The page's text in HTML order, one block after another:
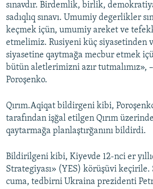
sınavdır. Birdemlik, birlik,
sadıqlıq sınavı. Umumiy degerlikler
keçmek içün, umumiy areket ve
etmelimiz. Rusiyeni küç siyasetinden
siyasetine qaytmağa mecbur etmek
bütün aletlerimizni azır tutmalımız»,
Poroşenko.
Qırım.Aqiqat bildirgeni kibi,
tarafından işğal etilgen Qırım
qaytarmağa planlaştırğanını bildirdi.
Bildirilgeni kibi, Kiyevde 12-nci er
Strategiyası» (YES) körüşüvi keçirile.
cuma, tedbirni Ukraina prezidenti